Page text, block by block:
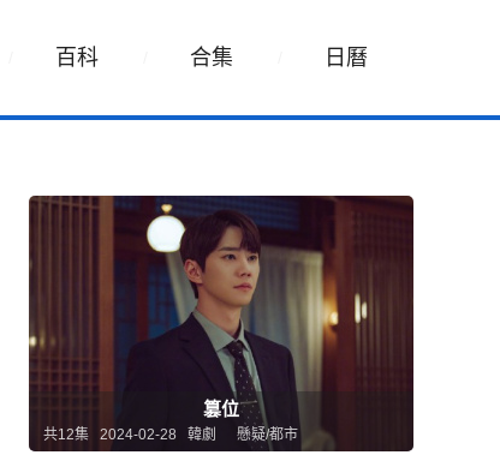
百科 合集 日曆
篡位
共12集 2024-02-28 韓劇 懸疑/都市